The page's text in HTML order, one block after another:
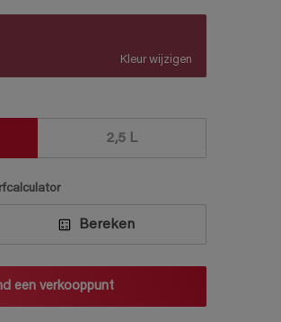
Kleur wijzigen
2,5 L
Bereken
een verkooppunt